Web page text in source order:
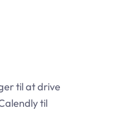
til at drive
til